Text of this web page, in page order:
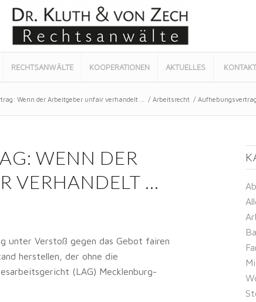
RECHTSANWÄLTE KOOPERATIONEN AKTUELLES KONTAKT
Wenn der Arbeitgeber unfair verhandelt … / Arbeitsrecht /
WENN DER
VERHANDELT …
unter Verstoß gegen das Gebot fairen
herstellen, der ohne die
(LAG) Mecklenburg-